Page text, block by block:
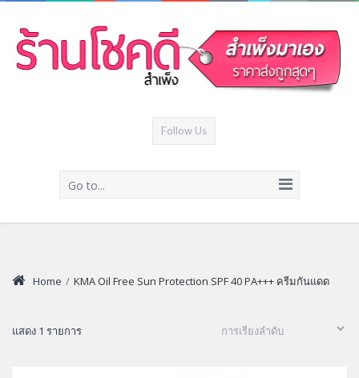
Follow Us
Go to...
Home / KMA Oil Free Sun Protection SPF 40 PA+++ ครีมกันแดด
แสดง 1 รายการ